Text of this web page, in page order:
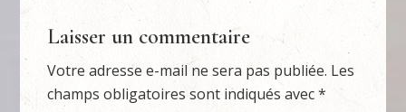
Laisser un commentaire
Votre adresse e-mail ne sera pas publiée. Les
champs obligatoires sont indiqués avec*